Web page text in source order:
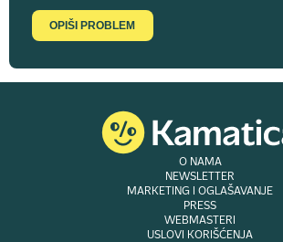
OPIŠI PROBLEM
O NAMA
NEWSLETTER
MARKETING I OGLAŠAVANJE
PRESS
WEBMASTERI
USLOVI KORIŠĆENJA